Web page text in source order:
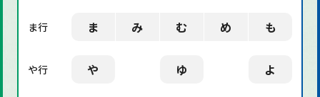
ま行 ま み む め も
や行 や ゆ よ